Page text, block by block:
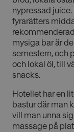
nypressad
fyrarätters
mysiga bar är
semestern, och
och lokal öl, till
snacks.
Hotellet har en
bastur där man
vill man unna
massage på